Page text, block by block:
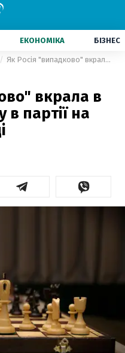
ЕКОНОМІКА БІЗНЕС
Як Росія "випадково" вкрала в України перемогу в партії на шаховій Олімпіаді
вкрала в
партії на